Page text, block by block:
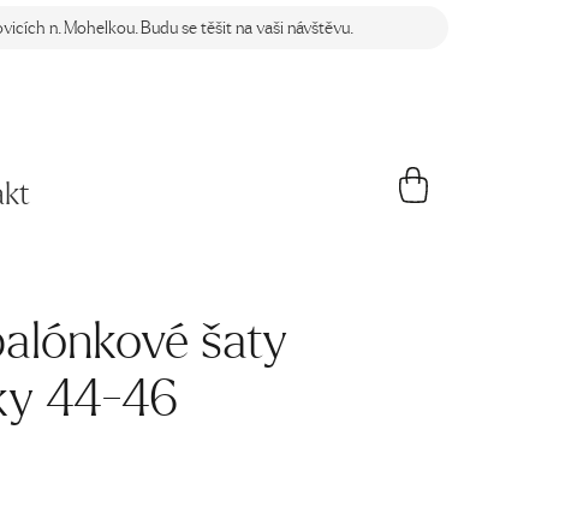
n. Mohelkou. Budu se těšit na vaši návštěvu.
šaty
44-46